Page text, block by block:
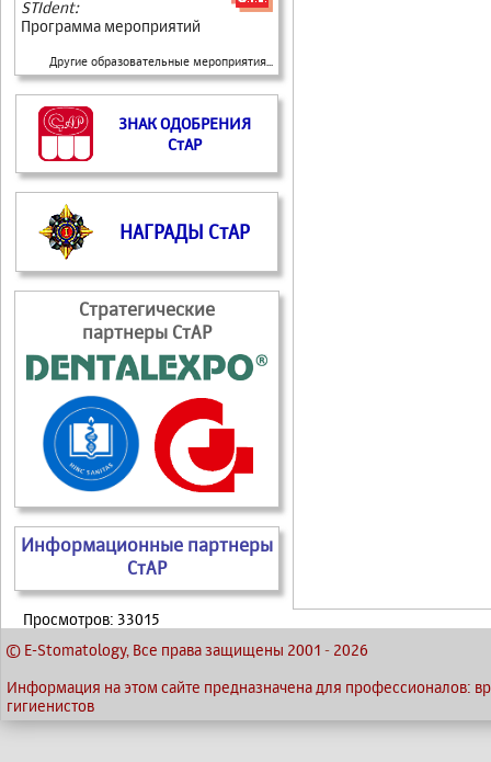
STIdent:
Программа мероприятий
Другие образовательные мероприятия...
ЗНАК ОДОБРЕНИЯ
СтАР
НАГРАДЫ СтАР
Стратегические
партнеры СтАР
Информационные партнеры
СтАР
Просмотров: 33015
© E-Stomatology, Все права защищены 2001 - 2026
Информация на этом сайте предназначена для профессионалов:
гигиенистов